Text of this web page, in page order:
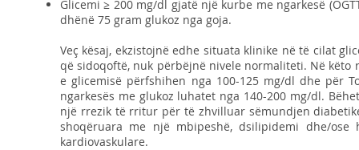
Glicemi ≥ 200 mg/dl gjatë një kurbe me ngarkesë
dhënë 75 gram glukoz nga goja.
Veç kësaj, ekzistojnë edhe situata klinike në të cilat
që sidoqoftë, nuk përbëjnë nivele normaliteti. Në këto
e glicemisë përfshihen nga 100-125 mg/dl dhe për
ngarkesës me glukoz luhatet nga 140-200 mg/dl.
një rrezik të rritur për të zhvilluar sëmundjen
shoqëruara me një mbipeshë, dsilipidemi dhe/
kardiovaskulare.